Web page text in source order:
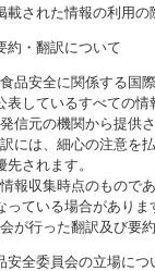
載された情報の利用
・翻訳について
品安全に関係する国
表しているすべての情
信元の機関から提供
には、細心の注意を
されます。
報収集時点のもので
ている場合がありま
が行った翻訳及び要
全委員会の立場につ